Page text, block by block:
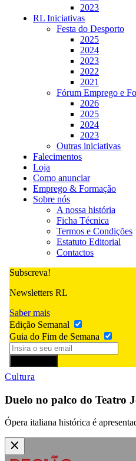
2023
RL Iniciativas
Festa do Desporto
2025
2024
2023
2022
2021
Fórum Emprego e
2026
2025
2024
2023
Outras iniciativas
Falecimentos
Loja
Como anunciar
Emprego & Formação
Sobre nós
A nossa história
Ficha Técnica
Termos e Condições
Estatuto Editorial
Contactos
Subscreva!
Newsletters RL
Saber mais
Edição Semanal
Guia do Fim de Semana
Cultura
Duelo no palco do Teatro
Ópera italiana histórica é